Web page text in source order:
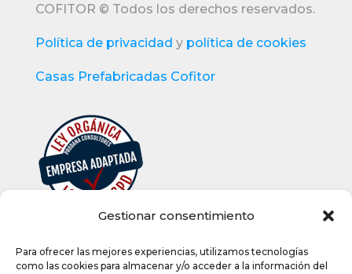
Gestionar consentimiento
Para ofrecer las mejores experiencias, utilizamos tecnologías
como las cookies para almacenar y/o acceder a la información del
COFITOR © Todos los derechos reservados.
Política de privacidad y política de cookies
Casas Prefabricadas Cofitor